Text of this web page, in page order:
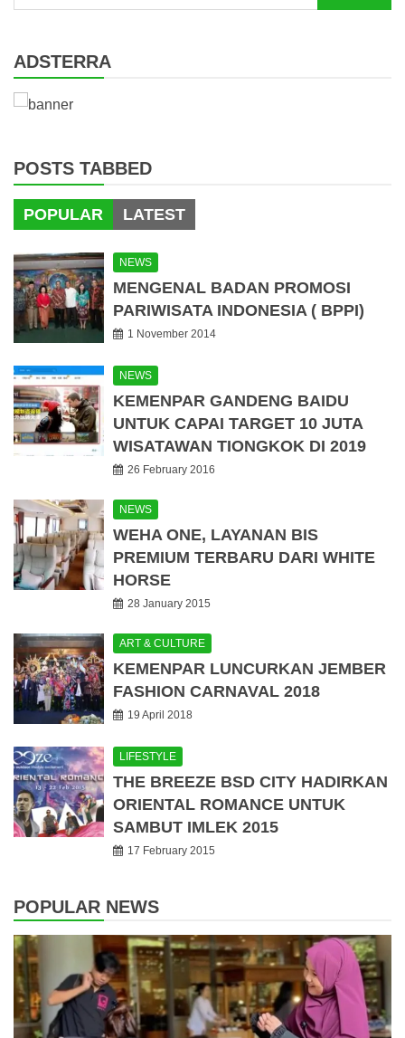
for:
ADSTERRA
POSTS TABBED
POPULAR LATEST
NEWS
MENGENAL BADAN PROMOSI
PARIWISATA INDONESIA ( BPPI)
1 November 2014
NEWS
KEMENPAR GANDENG BAIDU
UNTUK CAPAI TARGET 10 JUTA
WISATAWAN TIONGKOK DI 2019
26 February 2016
NEWS
WEHA ONE, LAYANAN BIS
PREMIUM TERBARU DARI WHITE
HORSE
28 January 2015
ART & CULTURE
KEMENPAR LUNCURKAN JEMBER
FASHION CARNAVAL 2018
19 April 2018
LIFESTYLE
THE BREEZE BSD CITY HADIRKAN
ORIENTAL ROMANCE UNTUK
SAMBUT IMLEK 2015
17 February 2015
POPULAR NEWS